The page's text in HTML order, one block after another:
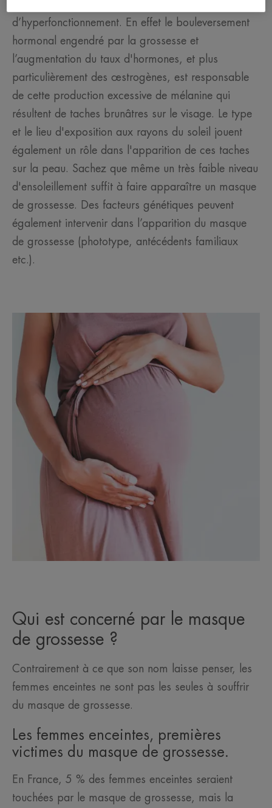
d’hyperfonctionnement. En effet le bouleversement
hormonal engendré par la grossesse et
l’augmentation du taux d'hormones, et plus
particulièrement des œstrogènes, est responsable
de cette production excessive de mélanine qui
résultent de taches brunâtres sur le visage. Le type
et le lieu d'exposition aux rayons du soleil jouent
également un rôle dans l'apparition de ces taches
sur la peau. Sachez que même un très faible niveau
d'ensoleillement suffit à faire apparaître un masque
de grossesse. Des facteurs génétiques peuvent
également intervenir dans l’apparition du masque
de grossesse (phototype, antécédents familiaux
etc.).
Qui est concerné par le masque
de grossesse ?
Contrairement à ce que son nom laisse penser, les
femmes enceintes ne sont pas les seules à souffrir
du masque de grossesse.
Les femmes enceintes, premières
victimes du masque de grossesse.
En France, 5 % des femmes enceintes seraient
touchées par le masque de grossesse, mais la